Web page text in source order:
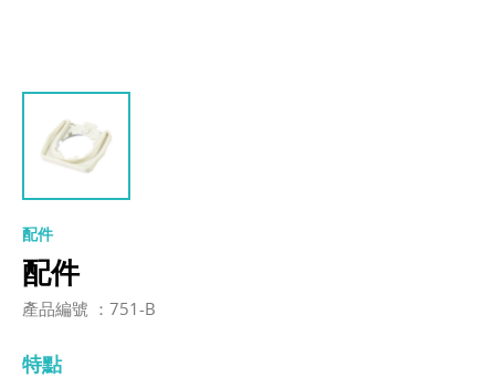
配件
配件
產品編號 ：751-B
特點